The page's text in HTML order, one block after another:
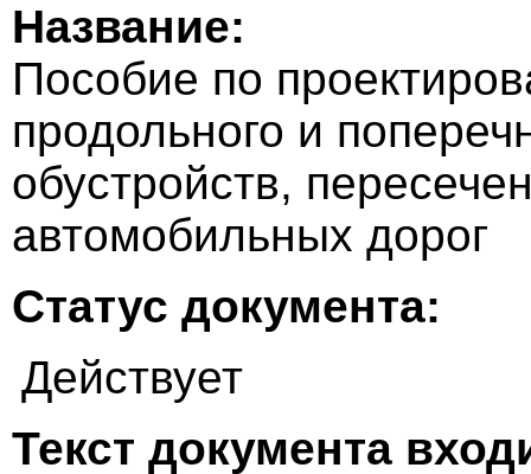
Название:
Пособие по
продольного и
обустройств,
автомобильных дорог
Статус документа:
Действует
Текст документа